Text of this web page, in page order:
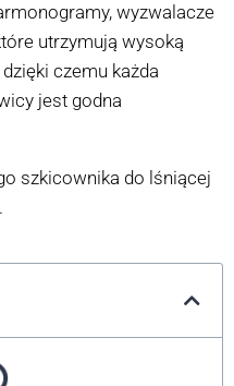
wyzwalacze
utrzymują wysoką
czemu każda
jest godna
szkicownika do lśniącej